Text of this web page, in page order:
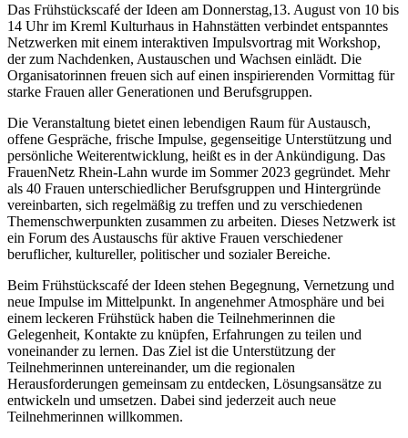
Das Frühstückscafé der Ideen am Donnerstag,13. August von 10 bis
14 Uhr im Kreml Kulturhaus in Hahnstätten verbindet entspanntes
Netzwerken mit einem interaktiven Impulsvortrag mit Workshop,
der zum Nachdenken, Austauschen und Wachsen einlädt. Die
Organisatorinnen freuen sich auf einen inspirierenden Vormittag für
starke Frauen aller Generationen und Berufsgruppen.
Die Veranstaltung bietet einen lebendigen Raum für Austausch,
offene Gespräche, frische Impulse, gegenseitige Unterstützung und
persönliche Weiterentwicklung, heißt es in der Ankündigung. Das
FrauenNetz Rhein-Lahn wurde im Sommer 2023 gegründet. Mehr
als 40 Frauen unterschiedlicher Berufsgruppen und Hintergründe
vereinbarten, sich regelmäßig zu treffen und zu verschiedenen
Themenschwerpunkten zusammen zu arbeiten. Dieses Netzwerk ist
ein Forum des Austauschs für aktive Frauen verschiedener
beruflicher, kultureller, politischer und sozialer Bereiche.
Beim Frühstückscafé der Ideen stehen Begegnung, Vernetzung und
neue Impulse im Mittelpunkt. In angenehmer Atmosphäre und bei
einem leckeren Frühstück haben die Teilnehmerinnen die
Gelegenheit, Kontakte zu knüpfen, Erfahrungen zu teilen und
voneinander zu lernen. Das Ziel ist die Unterstützung der
Teilnehmerinnen untereinander, um die regionalen
Herausforderungen gemeinsam zu entdecken, Lösungsansätze zu
entwickeln und umsetzen. Dabei sind jederzeit auch neue
Teilnehmerinnen willkommen.